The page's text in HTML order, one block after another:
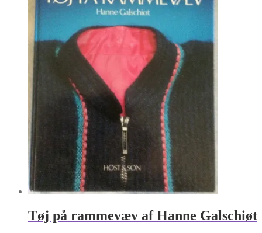
Tøj på rammevæv af Hanne Galschiøt